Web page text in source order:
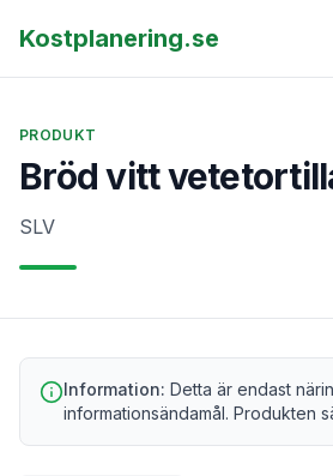
Kostplanering.se
PRODUKT
Bröd vitt
SLV
Information: Detta är endast
informationsändamål. Produkten